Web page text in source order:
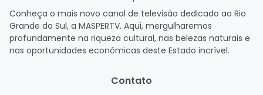
Conheça o mais novo canal de televisão dedicado ao Rio
Grande do Sul, a MASPERTV. Aqui, mergulharemos
profundamente na riqueza cultural, nas belezas naturais e
nas oportunidades econômicas deste Estado incrível.
Contato